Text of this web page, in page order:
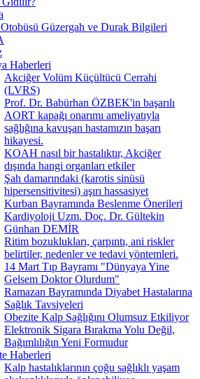
Güzergah ve Durak Bilgileri
Haberleri
Akciğer Volüm Küçültücü Cerrahi
(LVRS)
Prof. Dr. Babürhan ÖZBEK'in başarılı
AORT kapağı onarımı ameliyatıyla
sağlığına kavuşan hastamızın başarı
hikayesi.
KOAH nasıl bir hastalıktır, Akciğer
dışında hangi organları etkiler
Şah damarındaki (karotis sinüsü
hipersensitivitesi) aşırı hassasiyet
Kurban Bayramında Beslenme Önerileri
Kardiyoloji Uzm. Doç. Dr. Gültekin
Günhan DEMİR
Ritim bozuklukları, çarpıntı, ani riskler
belirtiler, nedenler ve tedavi yöntemleri.
14 Mart Tıp Bayramı "Dünyaya Yine
Gelsem Doktor Olurdum"
Ramazan Bayramında Diyabet Hastalarına
Sağlık Tavsiyeleri
Obezite Kalp Sağlığını Olumsuz Etkiliyor
Elektronik Sigara Bırakma Yolu Değil,
Bağımlılığın Yeni Formudur
Haberleri
Kalp hastalıklarının çoğu sağlıklı yaşam